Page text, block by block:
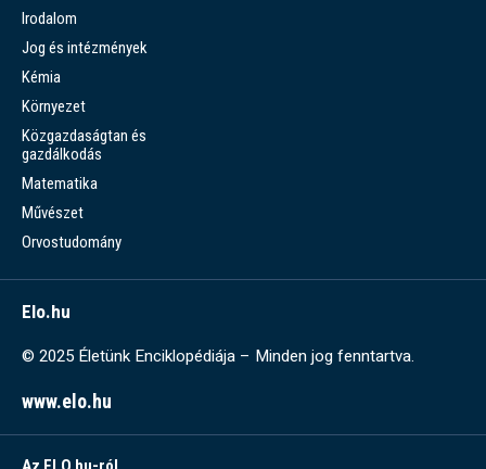
Irodalom
Jog és intézmények
Kémia
Környezet
Közgazdaságtan és
gazdálkodás
Matematika
Művészet
Orvostudomány
Elo.hu
© 2025 Életünk Enciklopédiája – Minden jog fenntartva.
www.elo.hu